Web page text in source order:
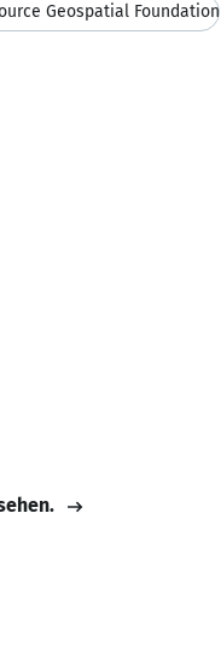
Geospatial Foundation